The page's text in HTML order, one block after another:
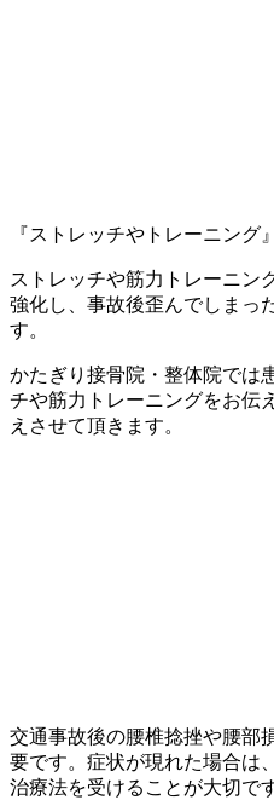
『ストレッチやトレーニング』
ストレッチや筋力トレーニン
強化し、事故後歪んでしまっ
す。
かたぎり接骨院・整体院では
チや筋力トレーニングをお伝
えさせて頂きます。
交通事故後の腰椎捻挫や腰部
要です。症状が現れた場合は
治療法を受けることが大切です